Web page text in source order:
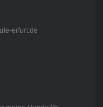
erfurt.de